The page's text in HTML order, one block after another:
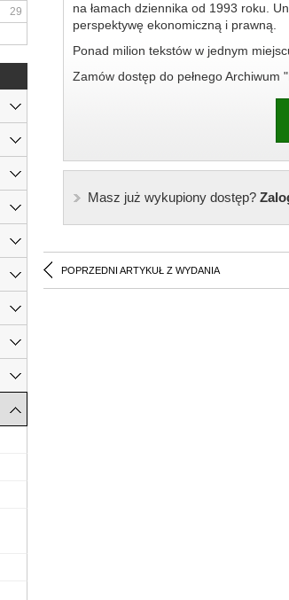
na łamach dziennika od 1993 roku.
perspektywę ekonomiczną i prawną.
Ponad milion tekstów w jednym
Zamów dostęp do pełnego Archiwum
Masz już wykupiony dostęp?
POPRZEDNI ARTYKUŁ Z WYDANIA
29